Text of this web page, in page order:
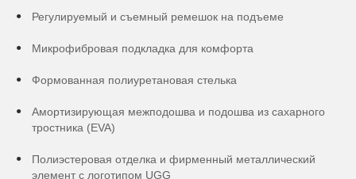
Регулируемый и съемный ремешок на подъеме
Микрофибровая подкладка для комфорта
Формованная полиуретановая стелька
Амортизирующая межподошва и подошва из сахарного
тростника (EVA)
Полиэстеровая отделка и фирменный металлический
элемент с логотипом UGG